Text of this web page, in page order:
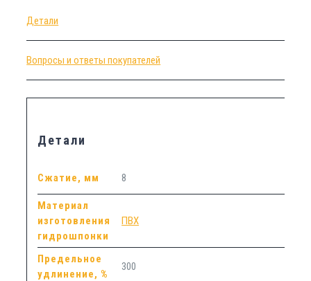
Детали
Вопросы и ответы покупателей
Детали
Сжатие, мм 8
Материал
изготовления
гидрошпонки
ПВХ
Предельное
удлинение, %
300